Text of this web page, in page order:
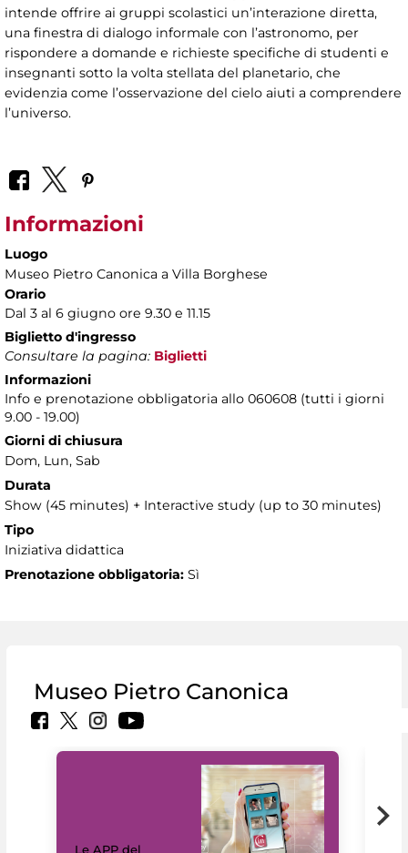
intende offrire ai gruppi scolastici un’interazione diretta,
una finestra di dialogo informale con l’astronomo, per
rispondere a domande e richieste specifiche di studenti e
insegnanti sotto la volta stellata del planetario, che
evidenzia come l’osservazione del cielo aiuti a comprendere
l’universo.
Informazioni
Luogo
Museo Pietro Canonica a Villa Borghese
Orario
Dal 3 al 6 giugno ore 9.30 e 11.15
Biglietto d'ingresso
Consultare la pagina: Biglietti
Informazioni
Info e prenotazione obbligatoria allo 060608 (tutti i giorni
9.00 - 19.00)
Giorni di chiusura
Dom, Lun, Sab
Durata
Show (45 minutes) + Interactive study (up to 30 minutes)
Tipo
Iniziativa didattica
Prenotazione obbligatoria: Sì
Museo Pietro Canonica
Le APP del